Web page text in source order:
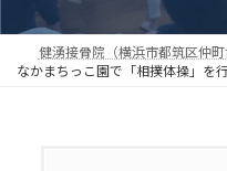
健湧接骨院（横浜市都筑区仲町
なかまちっこ園で「相撲体操」を